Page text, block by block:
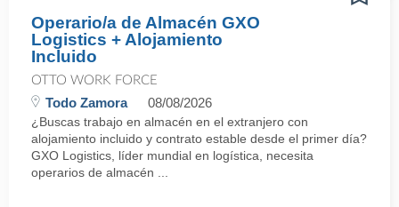
Operario/a de Almacén GXO
Logistics + Alojamiento
Incluido
OTTO WORK FORCE
Todo Zamora 08/08/2026
¿Buscas trabajo en almacén en el extranjero con
alojamiento incluido y contrato estable desde el primer día?
GXO Logistics, líder mundial en logística, necesita
operarios de almacén ...